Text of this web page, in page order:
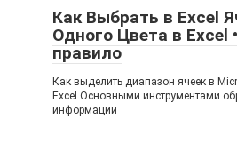
Как Выбрать в Excel
Одного Цвета в Excel
правило
Как выделить диапазон ячеек в
Excel Основными инструментами
информации